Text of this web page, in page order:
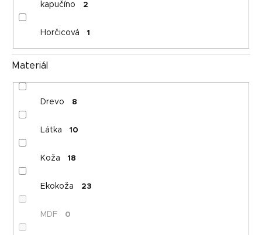
kapučíno 2
Horčicová 1
Materiál
Drevo 8
Látka 10
Koža 18
Ekokoža 23
MDF 0